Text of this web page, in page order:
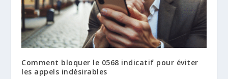
Comment bloquer le 0568 indicatif pour éviter
les appels indésirables